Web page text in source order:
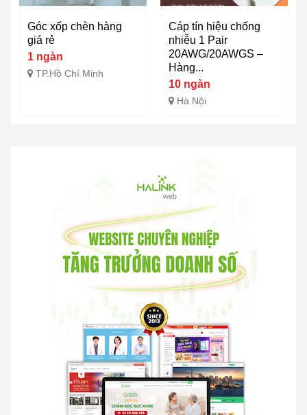
Góc xốp chèn hàng
giá rẻ
1 ngàn
TP.Hồ Chí Minh
Cáp tín hiệu chống
nhiễu 1 Pair
20AWG/20AWGS –
Hàng...
10 ngàn
Hà Nội